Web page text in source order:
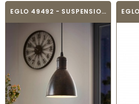
EGLO 49492 - SUSPENSION VINTAGE - PRIDDY 1